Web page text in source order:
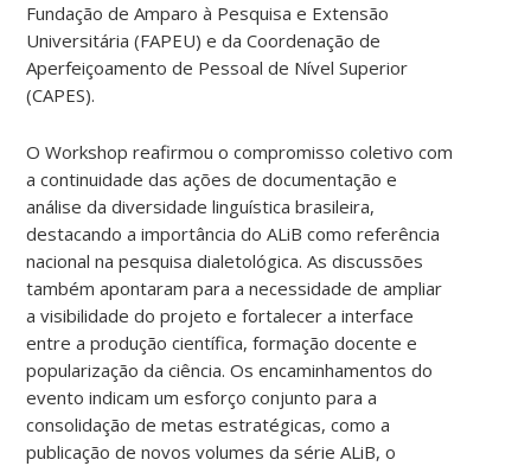
Fundação de Amparo à Pesquisa e Extensão
Universitária (FAPEU) e da Coordenação de
Aperfeiçoamento de Pessoal de Nível Superior
(CAPES).
O Workshop reafirmou o compromisso coletivo com
a continuidade das ações de documentação e
análise da diversidade linguística brasileira,
destacando a importância do ALiB como referência
nacional na pesquisa dialetológica. As discussões
também apontaram para a necessidade de ampliar
a visibilidade do projeto e fortalecer a interface
entre a produção científica, formação docente e
popularização da ciência. Os encaminhamentos do
evento indicam um esforço conjunto para a
consolidação de metas estratégicas, como a
publicação de novos volumes da série ALiB, o